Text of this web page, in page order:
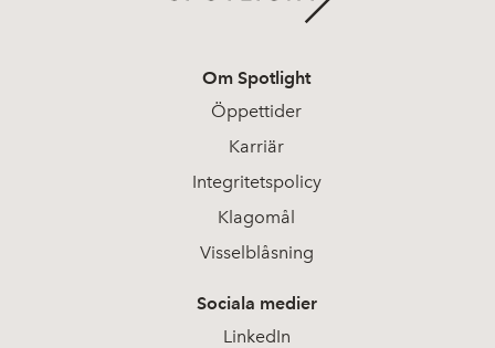
Om Spotlight
Öppettider
Karriär
Integritetspolicy
Klagomål
Visselblåsning
Sociala medier
LinkedIn